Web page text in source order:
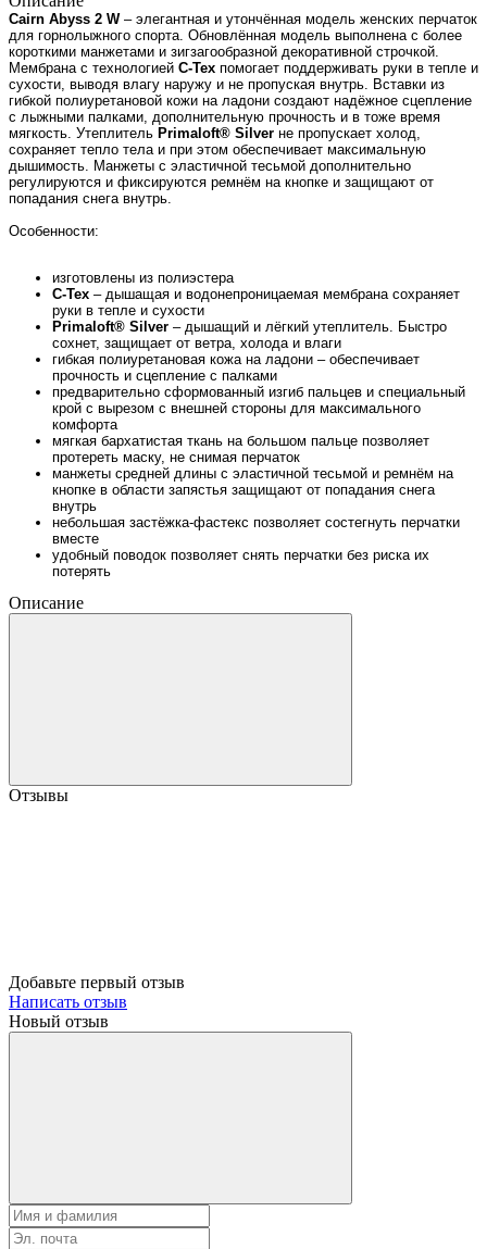
Cairn Abyss 2 W – элегантная и утончённая модель женских перчаток
для горнолыжного спорта. Обновлённая модель выполнена с более
короткими манжетами и зигзагообразной декоративной строчкой.
Мембрана с технологией С-Tex помогает поддерживать руки в тепле и
сухости, выводя влагу наружу и не пропуская внутрь. Вставки из
гибкой полиуретановой кожи на ладони создают надёжное сцепление
с лыжными палками, дополнительную прочность и в тоже время
мягкость. Утеплитель Primaloft® Silver не пропускает холод,
сохраняет тепло тела и при этом обеспечивает максимальную
дышимость. Манжеты с эластичной тесьмой дополнительно
регулируются и фиксируются ремнём на кнопке и защищают от
попадания снега внутрь.
Особенности:
изготовлены из полиэстера
С-Tex – дышащая и водонепроницаемая мембрана сохраняет
руки в тепле и сухости
Primaloft® Silver – дышащий и лёгкий утеплитель. Быстро
сохнет, защищает от ветра, холода и влаги
гибкая полиуретановая кожа на ладони – обеспечивает
прочность и сцепление с палками
предварительно сформованный изгиб пальцев и специальный
крой с вырезом с внешней стороны для максимального
комфорта
мягкая бархатистая ткань на большом пальце позволяет
протереть маску, не снимая перчаток
манжеты средней длины с эластичной тесьмой и ремнём на
кнопке в области запястья защищают от попадания снега
внутрь
небольшая застёжка-фастекс позволяет состегнуть перчатки
вместе
удобный поводок позволяет снять перчатки без риска их
потерять
Описание
Отзывы
Добавьте первый отзыв
Написать отзыв
Новый отзыв